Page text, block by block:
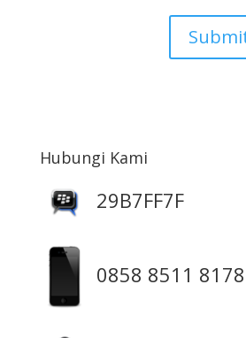
Hubungi Kami
29B7FF7F
0858 8511 8178